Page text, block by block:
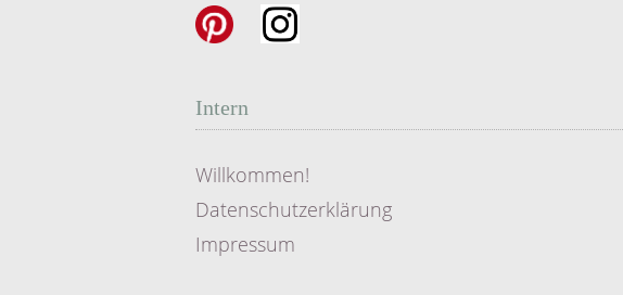
Intern
Willkommen!
Datenschutzerklärung
Impressum